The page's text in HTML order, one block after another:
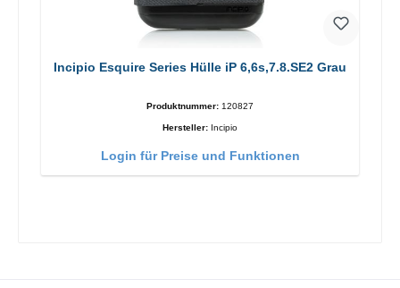
Incipio Esquire Series Hülle iP 6,6s,7.8.SE2 Grau
Produktnummer: 120827
Hersteller: Incipio
Login für Preise und Funktionen